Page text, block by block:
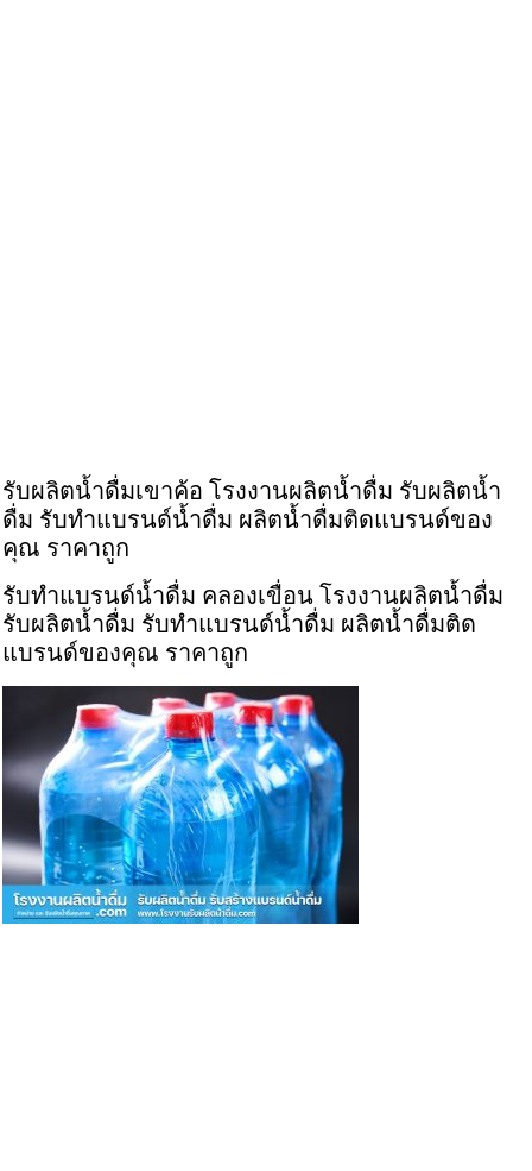
รับผลิตน้ำดื่มเขาค้อ โรงงานผลิตน้ำดื่ม รับผลิตน้ำ
ดื่ม รับทำแบรนด์น้ำดื่ม ผลิตน้ำดื่มติดแบรนด์ของ
คุณ ราคาถูก
รับทำแบรนด์น้ำดื่ม คลองเขื่อน โรงงานผลิตน้ำดื่ม
รับผลิตน้ำดื่ม รับทำแบรนด์น้ำดื่ม ผลิตน้ำดื่มติด
แบรนด์ของคุณ ราคาถูก